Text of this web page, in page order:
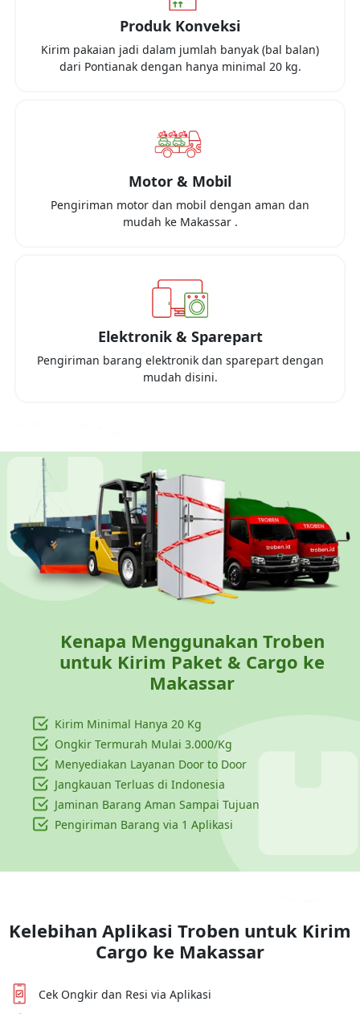
Produk Konveksi
Kirim pakaian jadi dalam jumlah banyak (bal balan)
dari Pontianak dengan hanya minimal 20 kg.
Motor & Mobil
Pengiriman motor dan mobil dengan aman dan
mudah ke Makassar .
Elektronik & Sparepart
Pengiriman barang elektronik dan sparepart dengan
mudah disini.
Kenapa Menggunakan Troben
untuk Kirim Paket & Cargo ke
Makassar
Kirim Minimal Hanya 20 Kg
Ongkir Termurah Mulai 3.000/Kg
Menyediakan Layanan Door to Door
Jangkauan Terluas di Indonesia
Jaminan Barang Aman Sampai Tujuan
Pengiriman Barang via 1 Aplikasi
Kelebihan Aplikasi Troben untuk Kirim
Cargo ke Makassar
Cek Ongkir dan Resi via Aplikasi